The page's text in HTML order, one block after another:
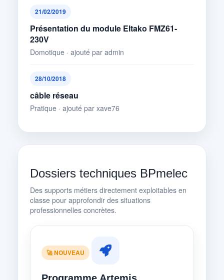
21/02/2019
Présentation du module Eltako FMZ61-
230V
Domotique · ajouté par admin
28/10/2018
câble réseau
Pratique · ajouté par xave76
Dossiers techniques BPmelec
Des supports métiers directement exploitables en
classe pour approfondir des situations
professionnelles concrètes.
🚀 NOUVEAU